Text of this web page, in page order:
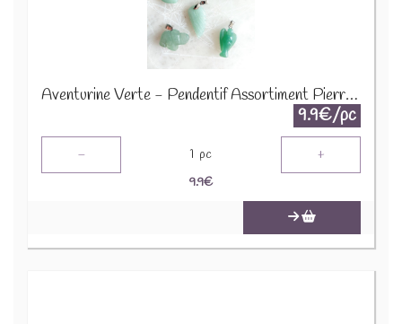
Aventurine Verte - Pendentif Assortiment Pierres Précieuses GemPD-18
9.9€/pc
- 1 pc +
9.9€